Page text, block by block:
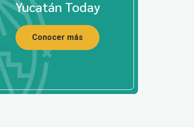
Yucatán Today
Conocer más